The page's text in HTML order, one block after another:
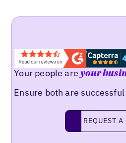
Your people areyour
Ensure both are
Request aREQUEST A